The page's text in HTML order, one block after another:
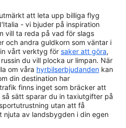
att leta upp billiga flyg
- vi bjuder på inspiration
vill ta reda på vad för slags
och andra guldkorn som väntar i
vårt verktyg för saker att göra,
du vill plocka ur limpan. När
om våra hyrbilserbjudanden kan
din destination har
finns inget som bräcker att
sätt sparar du in taxiutgifter på
utan att få
njuta av landsbygden i din egen